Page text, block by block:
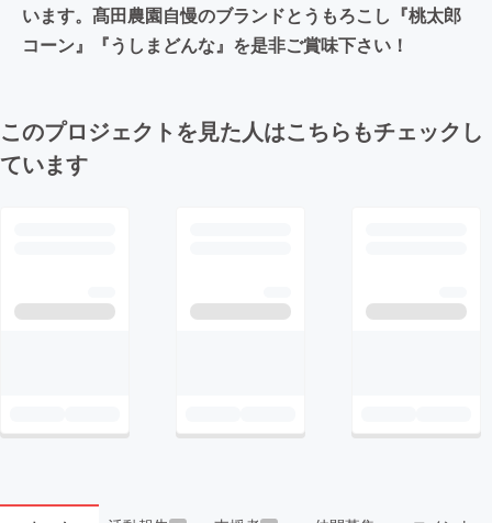
います。髙田農園自慢のブランドとうもろこし『桃太郎
コーン』『うしまどんな』を是非ご賞味下さい！
このプロジェクトを見た人はこちらもチェックし
ています